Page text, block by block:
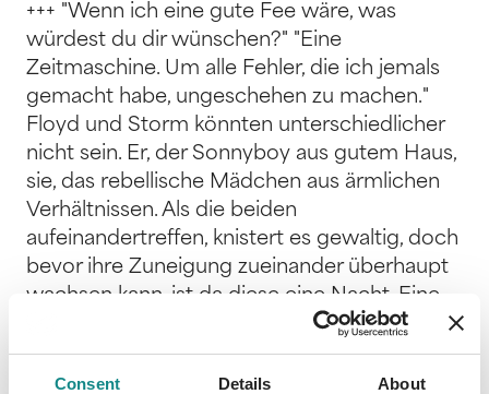
Consent Details About
+++ "Wenn ich eine gute Fee wäre, was
würdest du dir wünschen?" "Eine
Zeitmaschine. Um alle Fehler, die ich jemals
gemacht habe, ungeschehen zu machen."
Floyd und Storm könnten unterschiedlicher
nicht sein. Er, der Sonnyboy aus gutem Haus,
sie, das rebellische Mädchen aus ärmlichen
Verhältnissen. Als die beiden
aufeinandertreffen, knistert es gewaltig, doch
bevor ihre Zuneigung zueinander überhaupt
wachsen kann, ist da diese eine Nacht. Eine
Nacht, in der etwas geschieht, das alles
verändert. Eine Nacht, die ihre aufkeimenden
Gefühle auf eine harte Probe stellt. Eine